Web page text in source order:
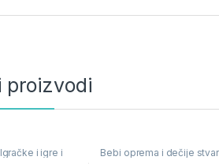
proizvodi
Igračke i igre i
Bebi oprema i dečije